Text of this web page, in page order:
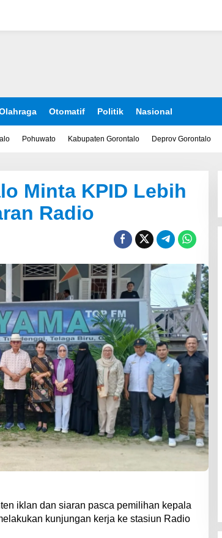
Otomatif Politik Nasional
Pohuwato Kabupaten Gorontalo Deprov Gorontalo
Minta KPID Lebih
Radio
iklan dan siaran pasca pemilihan kepala
kunjungan kerja ke stasiun Radio